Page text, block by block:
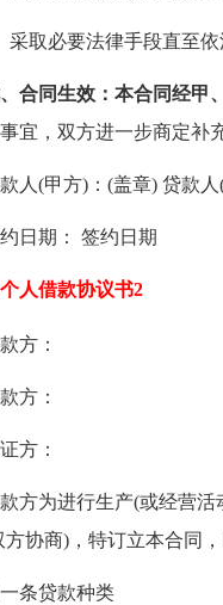
采取必要法律手段直至
合同生效：本合同经甲
宜，双方进一步商定补
人(甲方)：(盖章) 贷款
日期： 签约日期
人借款协议书2
方：
方：
方：
方为进行生产(或经营
方协商)，特订立本合同，
条贷款种类